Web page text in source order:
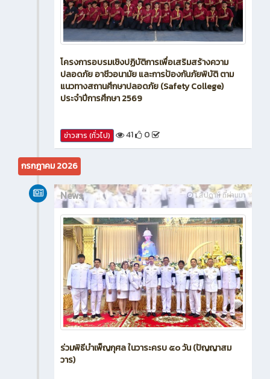
โครงการอบรมเชิงปฏิบัติการเพื่อเสริมสร้างความ
ปลอดภัย อาชีวอนามัย และการป้องกันภัยพิบัติ ตาม
แนวทางสถานศึกษาปลอดภัย (Safety College)
ประจำปีการศึกษา 2569
ข่าวสาร (ทั่วไป) 41 0
กรกฎาคม 2026
1 สัปดาห์ ที่ผ่านมา
News
ร่วมพิธีบำเพ็ญกุศล ในวาระครบ ๕๐ วัน (ปัญญาสม
วาร)